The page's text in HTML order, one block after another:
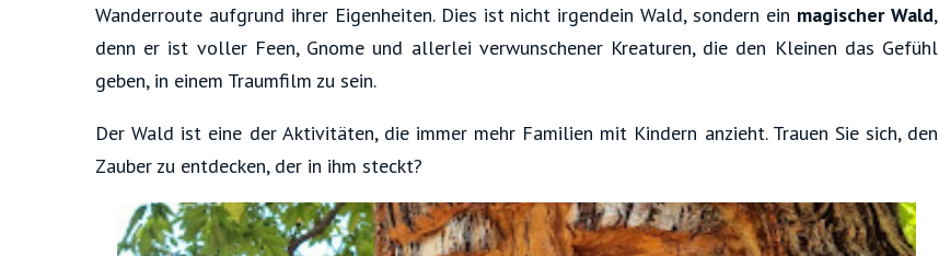
Wanderroute aufgrund ihrer Eigenheiten. Dies ist nicht irgendein Wald, sondern ein magischer Wald,
denn er ist voller Feen, Gnome und allerlei verwunschener Kreaturen, die den Kleinen das Gefühl
geben, in einem Traumfilm zu sein.
Der Wald ist eine der Aktivitäten, die immer mehr Familien mit Kindern anzieht. Trauen Sie sich, den
Zauber zu entdecken, der in ihm steckt?